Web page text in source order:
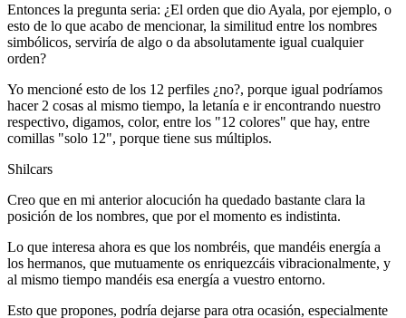
Entonces la pregunta seria: ¿El orden que dio Ayala, por ejemplo, o
esto de lo que acabo de mencionar, la similitud entre los nombres
simbólicos, serviría de algo o da absolutamente igual cualquier
orden?
Yo mencioné esto de los 12 perfiles ¿no?, porque igual podríamos
hacer 2 cosas al mismo tiempo, la letanía e ir encontrando nuestro
respectivo, digamos, color, entre los "12 colores" que hay, entre
comillas "solo 12", porque tiene sus múltiplos.
Shilcars
Creo que en mi anterior alocución ha quedado bastante clara la
posición de los nombres, que por el momento es indistinta.
Lo que interesa ahora es que los nombréis, que mandéis energía a
los hermanos, que mutuamente os enriquezcáis vibracionalmente, y
al mismo tiempo mandéis esa energía a vuestro entorno.
Esto que propones, podría dejarse para otra ocasión, especialmente